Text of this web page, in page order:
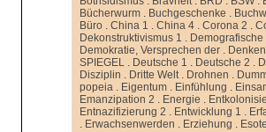
Bücherwurm . Buchgeschenke .
Büro .China 1 .China 4 .Corona 2 .
Dekonstruktivismus 1 .
Demokratie, Versprechen der .
SPIEGEL . Deutsche 1 . Deutsche 2 .
Disziplin . Dritte Welt. Drohnen .
popeia . Eigentum . Einfühlung .
Emanzipation 2 . Energie .
Entnazifizierung 2 . Entwicklung 1 .
. Erwachsenwerden . Erziehung .